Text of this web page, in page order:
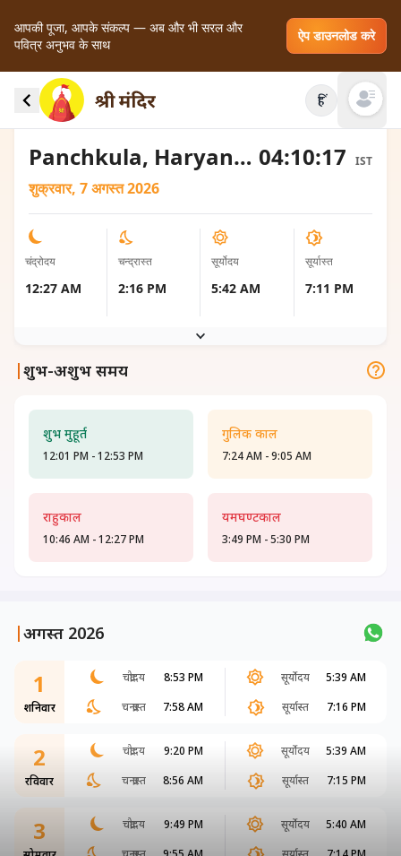
आपकी पूजा, आपके संकल्प — अब और भी सरल और
पवित्र अनुभव के साथ
ऐप डाउनलोड करे
हिं Open
Panchkula, India के लिए चंद्रोदय और चंद्रास्त के स्थानीय
समय
Panchkula, Haryana, India 04:10:17 IST
शुक्रवार, 7 अगस्त 2026
चंद्रोदय
12:27 AM
चन्द्रास्त
2:16 PM
सूर्योदय
5:42 AM
सूर्यास्त
7:11 PM
|शुभ-अशुभ समय
शुभ मुहूर्त
12:01 PM - 12:53 PM
गुलिक काल
7:24 AM - 9:05 AM
राहुकाल
10:46 AM - 12:27 PM
यमघण्टकाल
3:49 PM - 5:30 PM
|अगस्त 2026
1
शनिवार
चंद्रोदय 8:53 PM सूर्योदय
5:39 AM
चन्द्रास्त
7:58 AM सूर्यास्त 7:16 PM
2
रविवार
चंद्रोदय 9:20 PM सूर्योदय
5:39 AM
चन्द्रास्त
8:56 AM सूर्यास्त 7:15 PM
3 चंद्रोदय 9:49 PM सूर्योदय
5:40 AM